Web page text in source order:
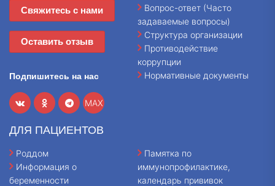
Свяжитесь с нами
Оставить отзыв
Подпишитесь на нас
MAX
Вопрос-ответ (Часто
задаваемые вопросы)
Структура организации
Противодействие
коррупции
Нормативные документы
ДЛЯ ПАЦИЕНТОВ
Роддом
Информация о
беременности
Памятка по
иммунопрофилактике,
календарь прививок